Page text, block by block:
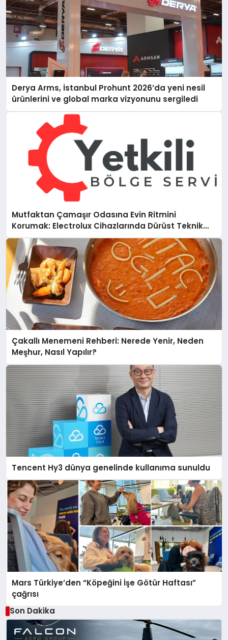
Derya Arms, İstanbul Prohunt 2026’da yeni nesil
ürünlerini ve global marka vizyonunu sergiledi
Mutfaktan Çamaşır Odasına Evin Ritmini
Korumak: Electrolux Cihazlarında Dürüst Teknik
Destek Deneyimi
Çakallı Menemeni Rehberi: Nerede Yenir, Neden
Meşhur, Nasıl Yapılır?
Tencent Hy3 dünya genelinde kullanıma sunuldu
Mars Türkiye’den “Köpeğini İşe Götür Haftası”
çağrısı
Son Dakika